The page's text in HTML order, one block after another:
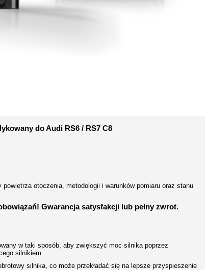
do Audi RS6 / RS7 C8
otoczenia, metodologii i warunków pomiaru oraz stanu
Gwarancja satysfakcji lub pełny zwrot.
w taki sposób, aby zwiększyć moc silnika poprzez
silnikiem.
silnika, co może przekładać się na lepsze przyspieszenie